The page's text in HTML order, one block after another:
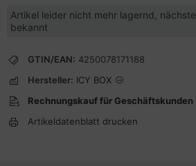
Artikel leider nicht mehr lagernd,
bekannt
GTIN/EAN: 4250078171188
Hersteller: ICY BOX
Rechnungskauf für Geschäftskunden
Artikeldatenblatt drucken